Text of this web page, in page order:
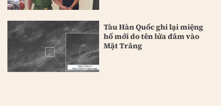
Tàu Hàn Quốc ghi lại miệng
hố mới do tên lửa đâm vào
Mặt Trăng